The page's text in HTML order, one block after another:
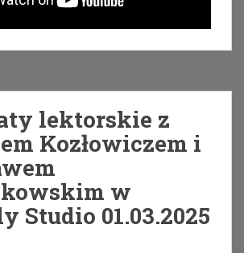
lektorskie z
Kozłowiczem i
w
Studio 01.03.2025